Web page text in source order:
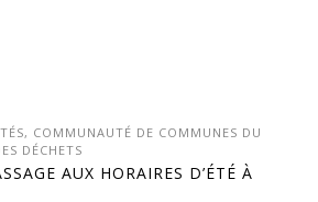
, COMMUNAUTÉ DE COMMUNES DU
DÉCHETS
AUX HORAIRES D’ÉTÉ À